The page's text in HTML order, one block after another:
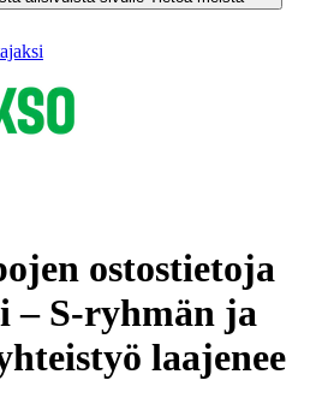
ostostietoja
– S-ryhmän ja
laajenee